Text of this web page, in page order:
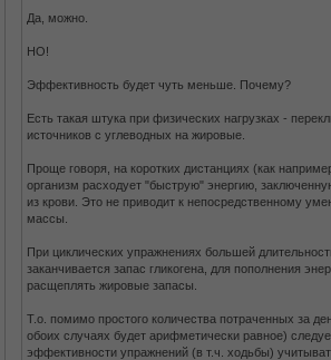
Да, можно.
НО!
Эффективность будет чуть меньше. Почему?
Есть такая штука при физических нагрузках -
источников с углеводных на жировые.
Проще говоря, на коротких дистанциях (как
организм расходует "быструю" энергию,
из крови. Это не приводит к непосредственному
массы.
При циклических упражнениях большей
заканчивается запас гликогена, для пополнения
расщеплять жировые запасы.
Т.о. помимо простого количества потраченных за
обоих случаях будет арифметически равное)
эффективности упражнений (в т.ч. ходьбы)